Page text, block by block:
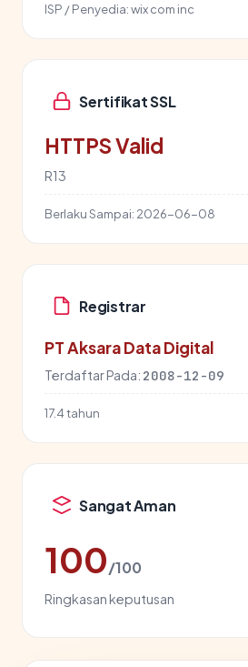
ISP / Penyedia:wix com inc
Sertifikat SSL
HTTPS Valid
R13
Berlaku Sampai: 2026-06-08
Registrar
PT Aksara Data Digital
Terdaftar Pada: 2008-12-09
17.4 tahun
Sangat Aman
100/100
Ringkasan keputusan